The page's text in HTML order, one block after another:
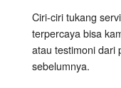
Ciri-ciri tukang
terpercaya bisa
atau testimoni dari
sebelumnya.